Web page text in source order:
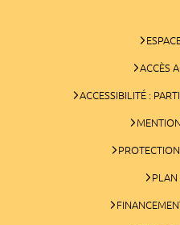
ACCÈS
ACCESSIBILITÉ :
PLAN